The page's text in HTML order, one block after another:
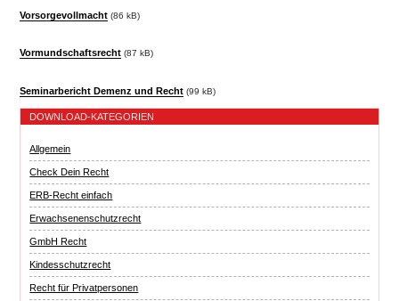
Vorsorgevollmacht (86 kB)
Vormundschaftsrecht (87 kB)
Seminarbericht Demenz und Recht (99 kB)
DOWNLOAD-KATEGORIEN
Allgemein
Check Dein Recht
ERB-Recht einfach
Erwachsenenschutzrecht
GmbH Recht
Kindesschutzrecht
Recht für Privatpersonen